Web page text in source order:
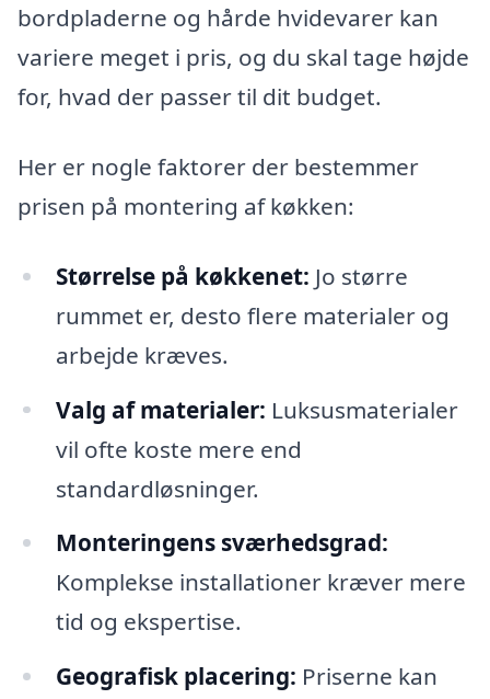
bordpladerne og hårde hvidevarer kan
variere meget i pris, og du skal tage højde
for, hvad der passer til dit budget.
Her er nogle faktorer der bestemmer
prisen på montering af køkken:
Størrelse på køkkenet: Jo større
rummet er, desto flere materialer og
arbejde kræves.
Valg af materialer: Luksusmaterialer
vil ofte koste mere end
standardløsninger.
Monteringens sværhedsgrad:
Komplekse installationer kræver mere
tid og ekspertise.
Geografisk placering: Priserne kan